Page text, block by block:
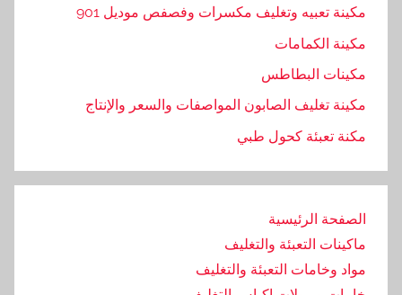
مكينة تعبيه وتغليف مكسرات وفصفص موديل 901
مكينة الكمامات
مكينات البطاطس
مكينة تغليف الصابون المواصفات والسعر والإنتاج
مكنة تعبئة كحول طبي
الصفحة الرئيسية
ماكينات التعبئة والتغليف
مواد وخامات التعبئة والتغليف